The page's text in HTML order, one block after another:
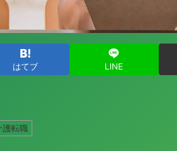
はてブ LINE
護転職